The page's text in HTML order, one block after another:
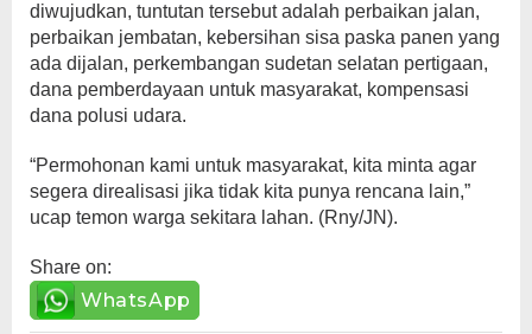
diwujudkan, tuntutan tersebut adalah perbaikan jalan,
perbaikan jembatan, kebersihan sisa paska panen yang
ada dijalan, perkembangan sudetan selatan pertigaan,
dana pemberdayaan untuk masyarakat, kompensasi
dana polusi udara.
“Permohonan kami untuk masyarakat, kita minta agar
segera direalisasi jika tidak kita punya rencana lain,”
ucap temon warga sekitara lahan. (Rny/JN).
Share on:
WhatsApp